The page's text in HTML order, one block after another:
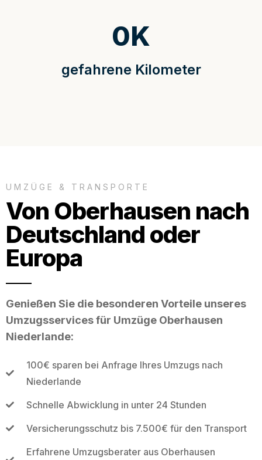
gefahrene Kilometer
0K
UMZÜGE & TRANSPORTE
Von Oberhausen nach
Deutschland oder
Europa
Genießen Sie die besonderen Vorteile unseres
Umzugsservices für Umzüge Oberhausen
Niederlande:
100€ sparen bei Anfrage Ihres Umzugs nach
Niederlande
Schnelle Abwicklung in unter 24 Stunden
Versicherungsschutz bis 7.500€ für den Transport
Erfahrene Umzugsberater aus Oberhausen